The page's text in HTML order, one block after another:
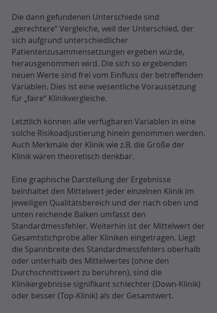
Die dann gefundenen Unterschiede sind
„gerechtere“ Vergleiche, weil der Unterschied, der
sich aufgrund unterschiedlicher
Patientenzusammensetzungen ergeben würde,
herausgenommen wird. Die sich so ergebenden
neuen Werte sind frei vom Einfluss der betreffenden
Variablen. Dies ist eine wesentliche Voraussetzung
für „faire“ Klinikvergleiche.
Letztlich können alle verfügbaren Variablen in eine
solche Risikoadjustierung hinein genommen werden.
Auch Merkmale der Klinik wie z.B. die Größe der
Klinik wären theoretisch denkbar.
Eine graphische Darstellung der Ergebnisse
beinhaltet den Mittelwert jeder einzelnen Klinik im
jeweiligen Qualitätsbereich und der nach oben und
unten reichende Balken umfasst den
Standardmessfehler. Weiterhin ist der Mittelwert der
Gesamtstichprobe aller Kliniken eingetragen. Liegt
die Spannbreite des Standardmessfehlers oberhalb
oder unterhalb des Mittelwertes (ohne den
Durchschnittswert zu berühren), sind die
Klinikergebnisse signifikant schlechter (Down-Klinik)
oder besser (Top-Klinik) als der Gesamtwert.